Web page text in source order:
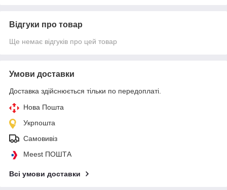
Відгуки про товар
Ще немає відгуків про цей товар
Умови доставки
Доставка здійснюється тільки по передоплаті.
Нова Пошта
Укрпошта
Самовивіз
Meest ПОШТА
Всі умови доставки